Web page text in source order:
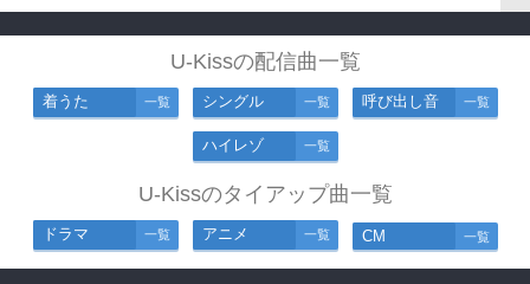
U-Kissの配信曲一覧
着うた 一覧 シングル 一覧 呼び出し音 一覧
ハイレゾ 一覧
U-Kissのタイアップ曲一覧
ドラマ 一覧 アニメ 一覧 CM 一覧